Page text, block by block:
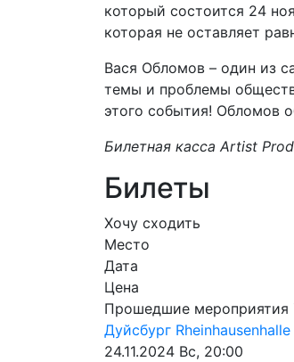
который состоится 24
которая не оставляет
Вася Обломов – один из
темы и проблемы
этого события! Обломов
Билетная касса Artist
Билеты
Хочу сходить
Место
Дата
Цена
Прошедшие
Дуйсбург Rheinhausenhalle
24.11.2024 Вс, 20:00